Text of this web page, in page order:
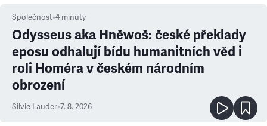
Společnost•4 minuty
Odysseus aka Hněwoš: české překlady
eposu odhalují bídu humanitních věd i
roli Homéra v českém národním
obrození
Silvie Lauder•7. 8. 2026